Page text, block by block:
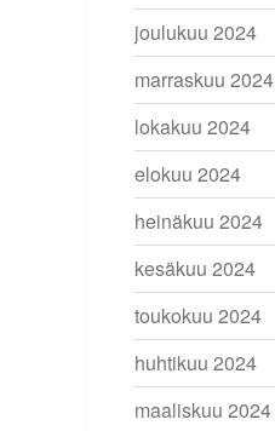
joulukuu 2024
marraskuu 2024
lokakuu 2024
elokuu 2024
heinäkuu 2024
kesäkuu 2024
toukokuu 2024
huhtikuu 2024
maaliskuu 2024